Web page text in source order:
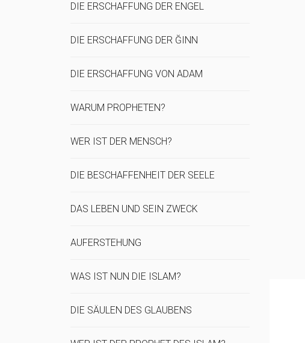
DIE ERSCHAFFUNG DER ENGEL
DIE ERSCHAFFUNG DER ĞINN
DIE ERSCHAFFUNG VON ADAM
WARUM PROPHETEN?
WER IST DER MENSCH?
DIE BESCHAFFENHEIT DER SEELE
DAS LEBEN UND SEIN ZWECK
AUFERSTEHUNG
WAS IST NUN DIE ISLAM?
DIE SÄULEN DES GLAUBENS